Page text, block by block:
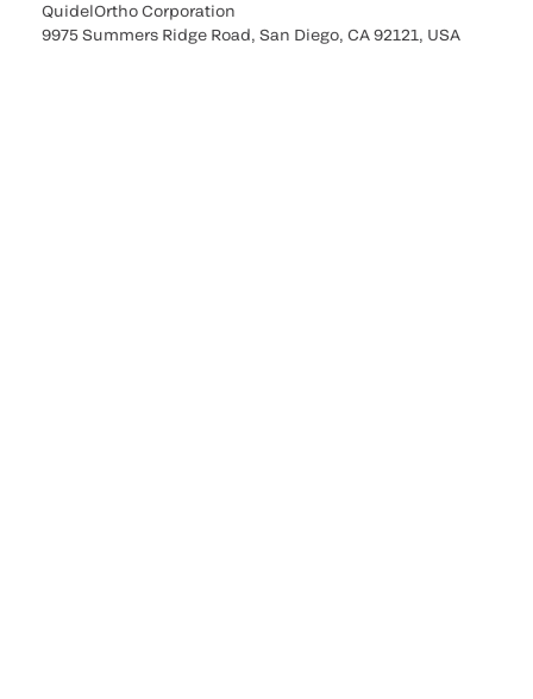
QuidelOrtho Corporation
9975 Summers Ridge Road, San Diego, CA 92121, USA